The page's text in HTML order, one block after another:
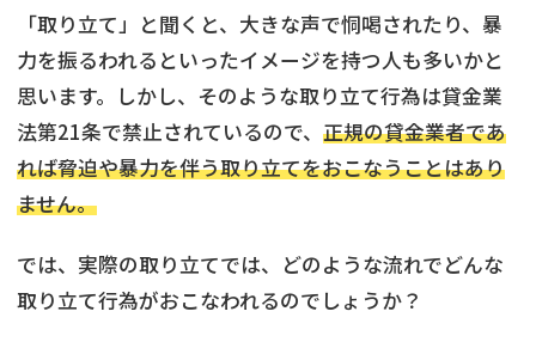
「取り立て」と聞くと、大きな声で恫喝されたり、暴
力を振るわれるといったイメージを持つ人も多いかと
思います。しかし、そのような取り立て行為は貸金業
法第21条で禁止されているので、 正規の貸金業者であ
れば脅迫や暴力を伴う取り立てをおこなうことはあり
ません。
では、実際の取り立てでは、どのような流れでどんな
取り立て行為がおこなわれるのでしょうか？